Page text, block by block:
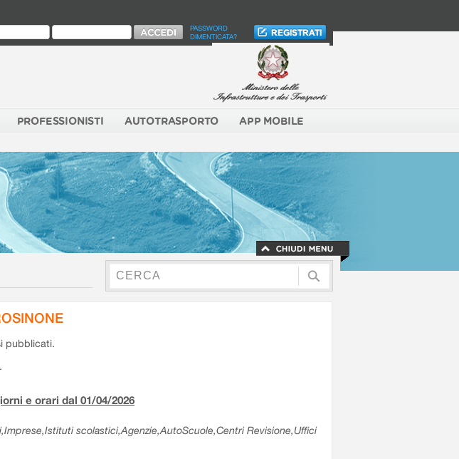
PASSWORD
DIMENTICATA?
PROFESSIONISTI AUTOTRASPORTO APP MOBILE
pubblicati.
e orari dal 01/04/2026
scolastici,Agenzie,AutoScuole,Centri Revisione,Uffici